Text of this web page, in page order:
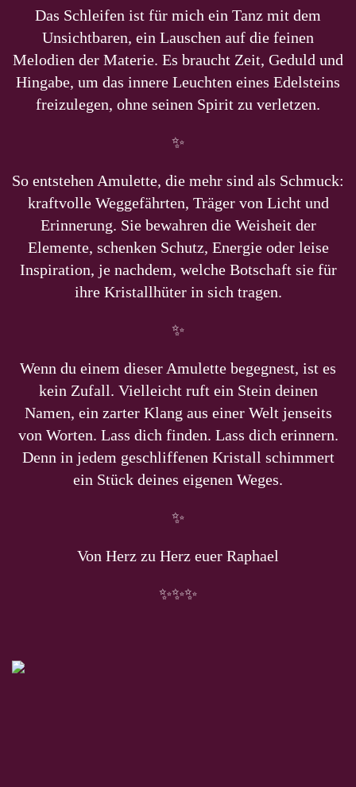
Das Schleifen ist für mich ein Tanz mit dem
Unsichtbaren, ein Lauschen auf die feinen
Melodien der Materie. Es braucht Zeit, Geduld und
Hingabe, um das innere Leuchten eines Edelsteins
freizulegen, ohne seinen Spirit zu verletzen.
✨
So entstehen Amulette, die mehr sind als Schmuck:
kraftvolle Weggefährten, Träger von Licht und
Erinnerung. Sie bewahren die Weisheit der
Elemente, schenken Schutz, Energie oder leise
Inspiration, je nachdem, welche Botschaft sie für
ihreKristallhüter in sich tragen.
✨
Wenn du einem dieser Amulette begegnest, ist es
kein Zufall. Vielleicht ruft ein Stein deinen
Namen, ein zarter Klang aus einer Welt jenseits
von Worten. Lass dich finden. Lass dich erinnern.
Denn in jedem geschliffenen Kristall schimmert
ein Stück deines eigenen Weges.
✨
Von Herz zu Herz euer Raphael
✨✨✨